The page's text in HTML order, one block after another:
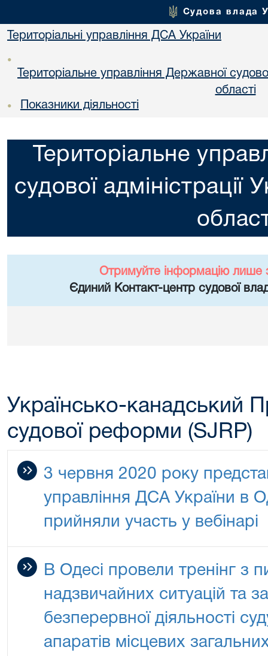
Судова влада
Територіальні управління ДСА України
•
Територіальне управління Державної
областi
• Показники діяльності
Територіальне
судової адміністрації
Отримуйте інформацію лише
Єдиний Контакт-центр судової
Українсько-канадський
судової реформи (SJRP)
3 червня 2020 року
управління ДСА України в
прийняли участь у вебінарі
В Одесі провели тренінг з
надзвичайних ситуацій та
безперервної діяльності
апаратів місцевих